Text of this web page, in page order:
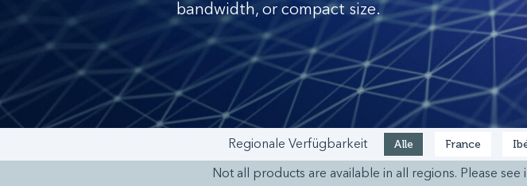
bandwidth, or compact size.
Regionale Verfügbarkeit Alle France
Not all products are available in all regions. Please